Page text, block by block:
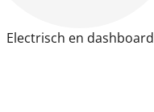
Electrisch en dashboard